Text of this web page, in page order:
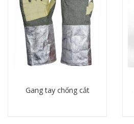
Gang tay chống cắt